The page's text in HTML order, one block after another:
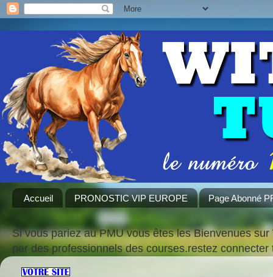
Accueil PRONOSTIC VIP EUROPE Page Abonné
Si vous pariez au PMU vous êtes les Bienvenues
par des professionnels des courses.restez